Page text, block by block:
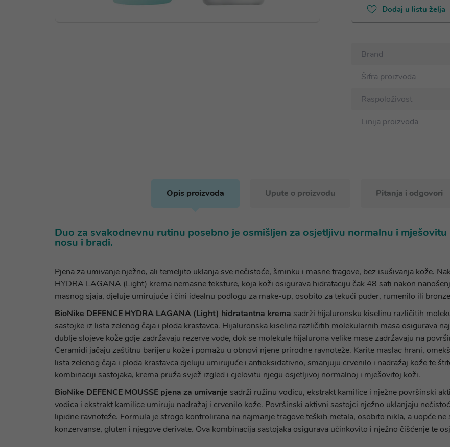
Dodaj u listu želja
Brand
Šifra proizvoda
Raspoloživost
Linija proizvoda
Opis proizvoda Upute o proizvodu Pitanja i odgovori
Duo za svakodnevnu rutinu posebno je osmišljen za osjetljivu normalnu i
nosu i bradi.
Pjena za umivanje nježno, ali temeljito uklanja sve nečistoće, šminku i masne tragove, bez isušivanja kože.
HYDRA LAGANA (Light) krema nemasne teksture, koja koži osigurava hidrataciju čak 48 sati nakon
masnog sjaja, djeluje umirujuće i čini idealnu podlogu za make-up, osobito za tekući puder, rumenilo ili
BioNike DEFENCE HYDRA LAGANA (Light) hidratantna krema sadrži hijaluronsku kiselinu različitih
sastojke iz lista zelenog čaja i ploda krastavca. Hijaluronska kiselina različitih molekularnih masa osigurava
dublje slojeve kože gdje zadržavaju rezerve vode, dok se molekule hijalurona velike mase zadržavaju na
Ceramidi jačaju zaštitnu barijeru kože i pomažu u obnovi njene prirodne ravnoteže. Karite maslac hrani,
lista zelenog čaja i ploda krastavca djeluju umirujuće i antioksidativno, smanjuju crvenilo i nadražaj kože te
kombinaciji sastojaka, krema pruža svjež izgled i cjelovitu njegu osjetljivoj normalnoj i mješovitoj koži.
BioNike DEFENCE MOUSSE pjena za umivanje sadrži ružinu vodicu, ekstrakt kamilice i nježne površinski
vodica i ekstrakt kamilice umiruju nadražaj i crvenilo kože. Površinski aktivni sastojci nježno uklanjaju
lipidne ravnoteže. Formula je strogo kontrolirana na najmanje tragove teških metala, osobito nikla, a uopće
konzervanse, gluten i njegove derivate. Ova kombinacija sastojaka osigurava učinkovito i nježno čišćenje te